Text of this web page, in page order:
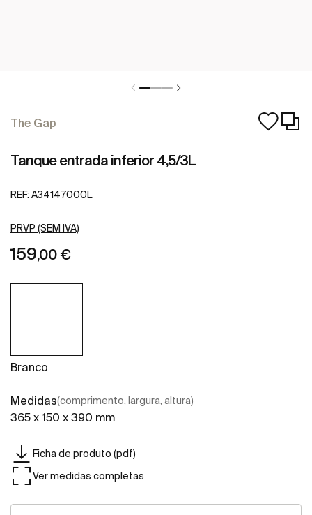
The Gap
Tanque entrada inferior 4,5/3L
REF: A34147000L
PRVP (SEM IVA)
159,00 €
Branco
Medidas(comprimento, largura, altura)
365 x 150 x 390 mm
Ficha de produto (pdf)
Ver medidas completas